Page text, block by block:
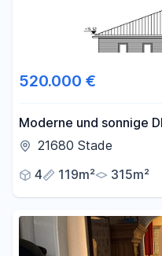
520.000 €
Moderne und sonnige
Lage (zentralgelegene
21680 Stade
4
119m² 315m²